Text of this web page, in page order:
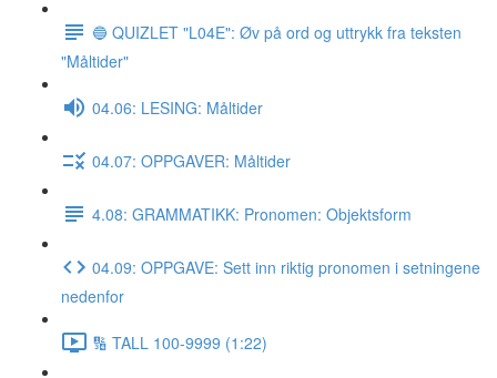
🔵 QUIZLET "L04E": Øv på ord og uttrykk fra teksten
"Måltider"
04.06: LESING: Måltider
04.07: OPPGAVER: Måltider
4.08: GRAMMATIKK: Pronomen: Objektsform
04.09: OPPGAVE: Sett inn riktig pronomen i setningene
nedenfor
🔢 TALL 100-9999 (1:22)